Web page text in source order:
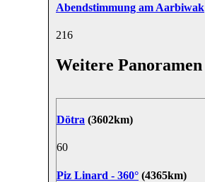
Abendstimmung am Aarbiwak
216
Weitere Panoramen
Dötra (3602km)
60
Piz Linard - 360° (4365km)